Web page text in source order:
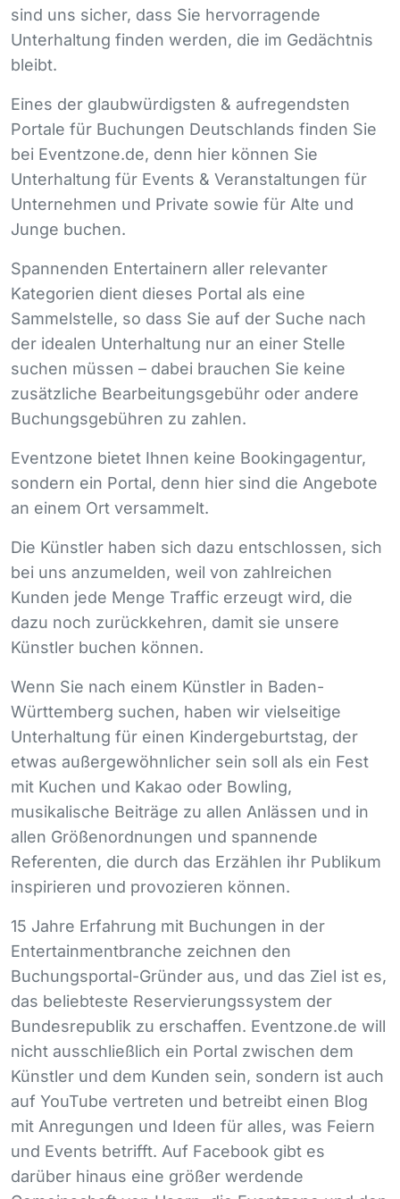
sind uns sicher, dass Sie hervorragende
Unterhaltung finden werden, die im Gedächtnis
bleibt.
Eines der glaubwürdigsten & aufregendsten
Portale für Buchungen Deutschlands finden Sie
bei Eventzone.de, denn hier können Sie
Unterhaltung für Events & Veranstaltungen für
Unternehmen und Private sowie für Alte und
Junge buchen.
Spannenden Entertainern aller relevanter
Kategorien dient dieses Portal als eine
Sammelstelle, so dass Sie auf der Suche nach
der idealen Unterhaltung nur an einer Stelle
suchen müssen – dabei brauchen Sie keine
zusätzliche Bearbeitungsgebühr oder andere
Buchungsgebühren zu zahlen.
Eventzone bietet Ihnen keine Bookingagentur,
sondern ein Portal, denn hier sind die Angebote
an einem Ort versammelt.
Die Künstler haben sich dazu entschlossen, sich
bei uns anzumelden, weil von zahlreichen
Kunden jede Menge Traffic erzeugt wird, die
dazu noch zurückkehren, damit sie unsere
Künstler buchen können.
Wenn Sie nach einem Künstler in Baden-
Württemberg suchen, haben wir vielseitige
Unterhaltung für einen Kindergeburtstag, der
etwas außergewöhnlicher sein soll als ein Fest
mit Kuchen und Kakao oder Bowling,
musikalische Beiträge zu allen Anlässen und in
allen Größenordnungen und spannende
Referenten, die durch das Erzählen ihr Publikum
inspirieren und provozieren können.
15 Jahre Erfahrung mit Buchungen in der
Entertainmentbranche zeichnen den
Buchungsportal-Gründer aus, und das Ziel ist es,
das beliebteste Reservierungssystem der
Bundesrepublik zu erschaffen. Eventzone.de will
nicht ausschließlich ein Portal zwischen dem
Künstler und dem Kunden sein, sondern ist auch
auf YouTube vertreten und betreibt einen Blog
mit Anregungen und Ideen für alles, was Feiern
und Events betrifft. Auf Facebook gibt es
darüber hinaus eine größer werdende